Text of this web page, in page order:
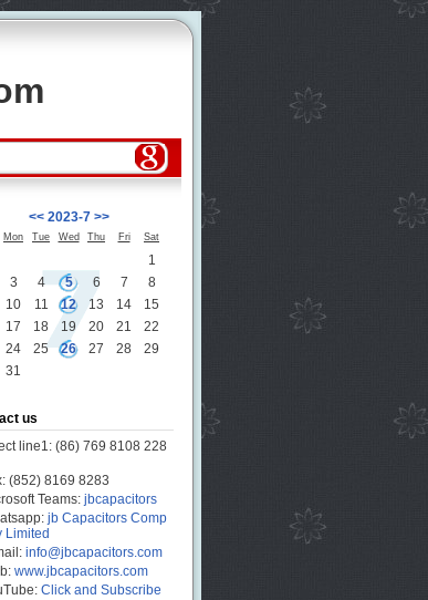
<< 2023-7 >>
Mon Tue Wed Thu Fri Sat
1
3 4 5 6 7
8
10 11 12 13 14
15
17 18 19 20 21
22
24 25 26 27 28
29
31
us
line1: (86) 769 8108 228
(852) 8169 8283
Teams: jbcapacitors
jb Capacitors Comp
Limited
info@jbcapacitors.com
www.jbcapacitors.com
Click and Subscribe